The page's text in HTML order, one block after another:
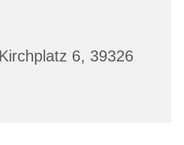
6, 39326